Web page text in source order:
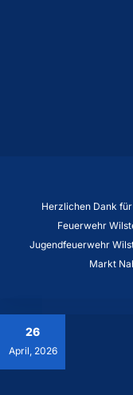
Herzlichen Dank
Feuerwehr
Jugendfeuerwehr
Markt
26
April, 2026